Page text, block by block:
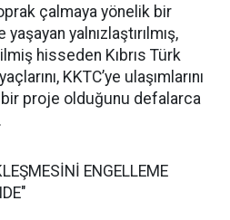
çalmaya yönelik bir
yaşayan yalnızlaştırılmış,
hisseden Kıbrıs Türk
KKTC’ye ulaşımlarını
bir proje olduğunu defalarca
ENGELLEME